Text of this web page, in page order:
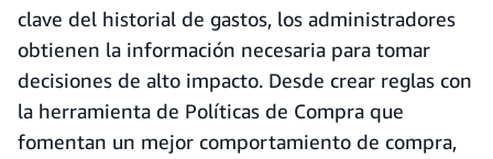
clave del historial de gastos, los administradores
obtienen la información necesaria para tomar
decisiones de alto impacto. Desde crear reglas con
la herramienta de Políticas de Compra que
fomentan un mejor comportamiento de compra,